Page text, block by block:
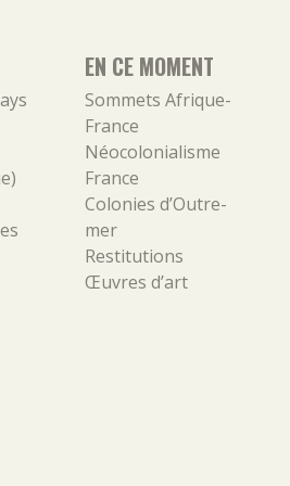
EN CE MOMENT
Sommets Afrique-
France
Néocolonialisme
France
Colonies d’Outre-
mer
Restitutions
Œuvres d’art